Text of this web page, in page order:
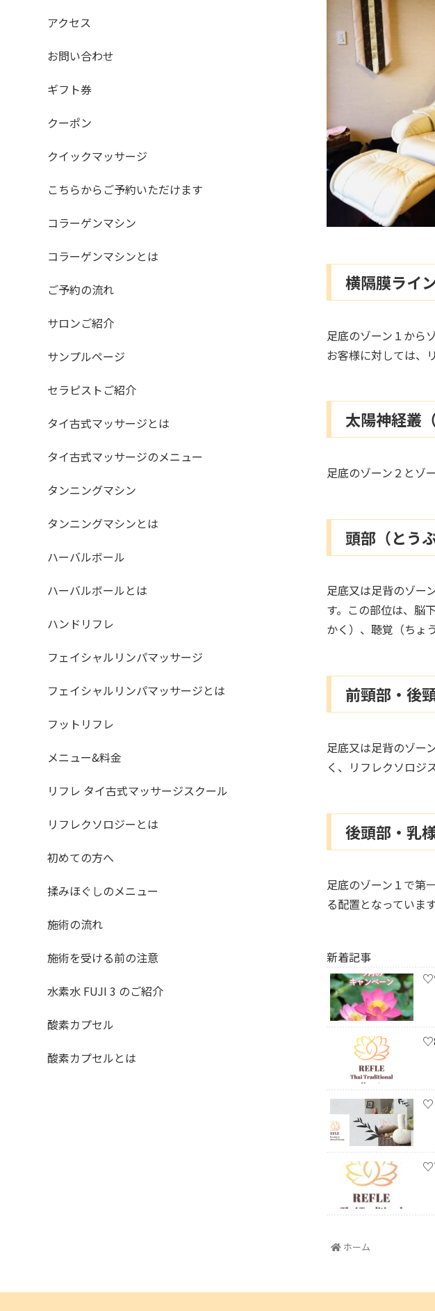
横隔膜ライ
足底のゾーン１から
お客様に対しては、
太陽神経叢
足底のゾーン２とゾ
頭部（とう
足底又は足背のゾー
す。この部位は、脳
かく）、聴覚（ちょ
前頸部・後
足底又は足背のゾー
く、リフレクソロジ
後頭部・乳
足底のゾーン１で第
る配置となっています
新着記事
♡
ホーム
アクセス
お問い合わせ
ギフト券
クーポン
クイックマッサージ
こちらからご予約いただけます
コラーゲンマシン
コラーゲンマシンとは
ご予約の流れ
サロンご紹介
サンプルページ
セラピストご紹介
タイ古式マッサージとは
タイ古式マッサージのメニュー
タンニングマシン
タンニングマシンとは
ハーバルボール
ハーバルボールとは
ハンドリフレ
フェイシャルリンパマッサージ
フェイシャルリンパマッサージとは
フットリフレ
メニュー&料金
リフレ タイ古式マッサージスクール
リフレクソロジーとは
初めての方へ
揉みほぐしのメニュー
施術の流れ
施術を受ける前の注意
水素水 FUJI 3 のご紹介
酸素カプセル
酸素カプセルとは